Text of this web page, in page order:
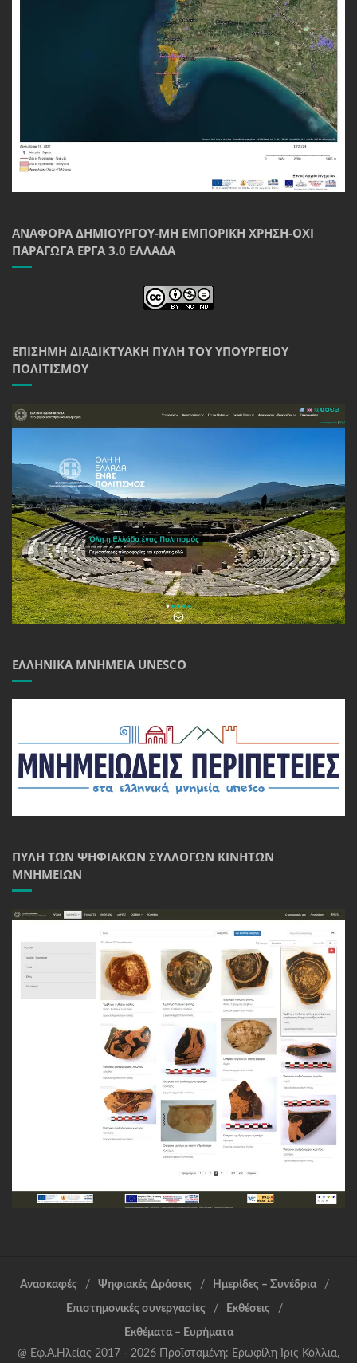
ΑΝΑΦΟΡΆ ΔΗΜΙΟΥΡΓΟΎ-ΜΗ ΕΜΠΟΡΙΚΉ ΧΡΉΣΗ-ΌΧΙ
ΠΑΡΆΓΩΓΑ ΈΡΓΑ 3.0 ΕΛΛΆΔΑ
ΕΠΊΣΗΜΗ ΔΙΑΔΙΚΤΥΑΚΉ ΠΎΛΗ ΤΟΥ ΥΠΟΥΡΓΕΊΟΥ
ΠΟΛΙΤΙΣΜΟΎ
ΕΛΛΗΝΙΚΆ ΜΝΗΜΕΊΑ UNESCO
ΠΎΛΗ ΤΩΝ ΨΗΦΙΑΚΏΝ ΣΥΛΛΟΓΏΝ ΚΙΝΗΤΏΝ
ΜΝΗΜΕΊΩΝ
Ανασκαφές Ψηφιακές Δράσεις Ημερίδες – Συνέδρια
Επιστημονικές συνεργασίες Εκθέσεις
Εκθέματα – Ευρήματα
@ Εφ.Α.Ηλείας 2017 - 2026 Προϊσταμένη: Ερωφίλη Ίρις Κόλλια,